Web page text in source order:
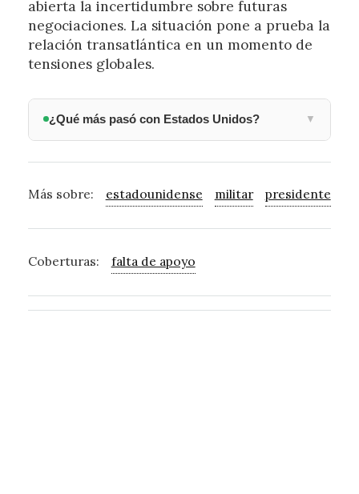
abierta la incertidumbre sobre futuras
negociaciones. La situación pone a prueba la
relación transatlántica en un momento de
tensiones globales.
¿Qué más pasó con Estados Unidos? ▼
Más sobre: estadounidense militar presidente
Coberturas: falta de apoyo